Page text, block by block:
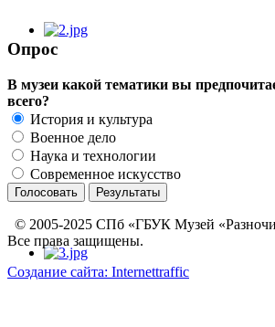
Опрос
В музеи какой тематики вы
всего?
История и культура
Военное дело
Наука и технологии
Современное искусство
© 2005-2025 СПб «ГБУК Музей
Все права защищены.
Создание сайта: Internettraffic